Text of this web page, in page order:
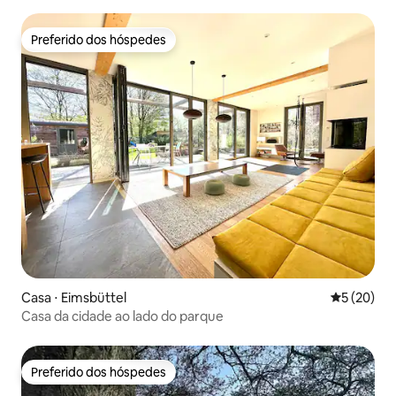
Preferido dos hóspedes
Preferido dos hóspedes
Casa ⋅ Eimsbüttel 5 de uma
5 (20)
Casa da cidade ao lado do parque
Preferido dos hóspedes
Preferido dos hóspedes